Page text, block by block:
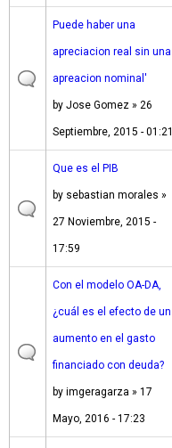
Puede haber una
apreciacion real sin una
apreacion nominal'
by Jose Gomez » 26
Septiembre, 2015 - 01:21
Que es el PIB
by sebastian morales »
27 Noviembre, 2015 -
17:59
Con el modelo OA-DA,
¿cuál es el efecto de un
aumento en el gasto
financiado con deuda?
by imgeragarza » 17
Mayo, 2016 - 17:23